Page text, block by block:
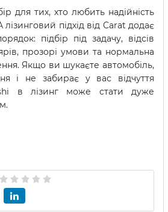
для тих, хто любить надійність
підхід від Carat додає
підбір під задачу, відсів
прозорі умови та нормальна
Якщо ви шукаєте автомобіль,
і не забирає у вас відчуття
в лізинг може стати дуже